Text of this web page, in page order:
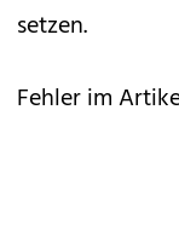
setzen.
Fehler im